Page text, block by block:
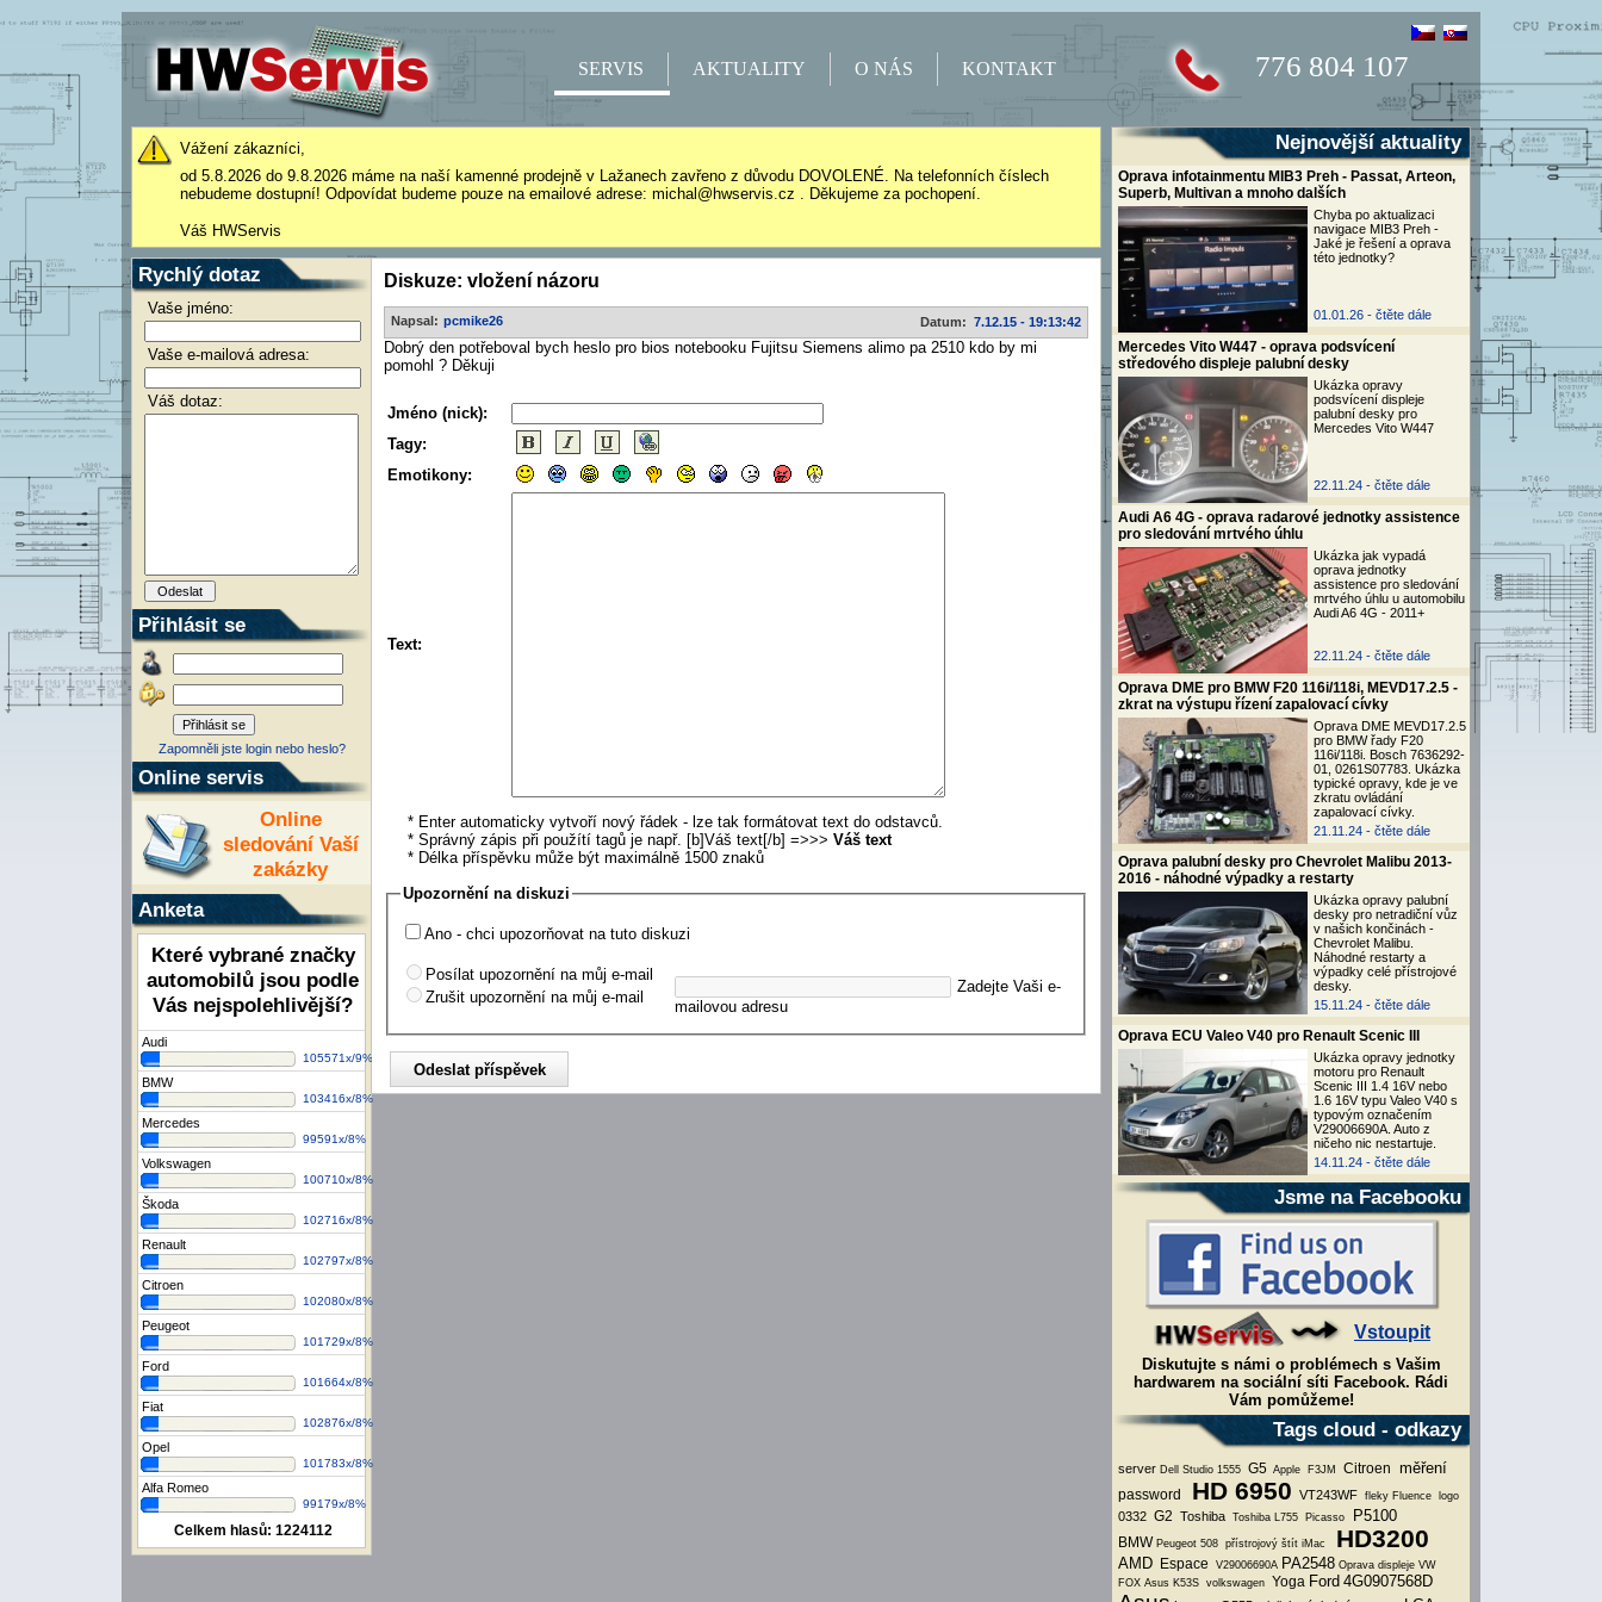
776 804 107
SERVIS AKTUALITY O NÁS KONTAKT
Nejnovější aktuality
Oprava infotainmentu MIB3 Preh - Passat, Arteon,
Superb, Multivan a mnoho dalších
Chyba po aktualizaci
navigace MIB3 Preh -
Jaké je řešení a oprava
této jednotky?
01.01.26 - čtěte dále
Mercedes Vito W447 - oprava podsvícení
středového displeje palubní desky
Ukázka opravy
podsvícení displeje
palubní desky pro
Mercedes Vito W447
22.11.24 - čtěte dále
Audi A6 4G - oprava radarové jednotky assistence
pro sledování mrtvého úhlu
Ukázka jak vypadá
oprava jednotky
assistence pro sledování
mrtvého úhlu u automobilu
Audi A6 4G - 2011+
22.11.24 - čtěte dále
Oprava DME pro BMW F20 116i/118i, MEVD17.2.5 -
zkrat na výstupu řízení zapalovací cívky
Oprava DME MEVD17.2.5
pro BMW řady F20
116i/118i. Bosch 7636292-
01, 0261S07783. Ukázka
typické opravy, kde je ve
zkratu ovládání
zapalovací cívky.
21.11.24 - čtěte dále
Oprava palubní desky pro Chevrolet Malibu 2013-
2016 - náhodné výpadky a restarty
Ukázka opravy palubní
desky pro netradiční vůz
v našich končinách -
Chevrolet Malibu.
Náhodné restarty a
výpadky celé přístrojové
desky.
15.11.24 - čtěte dále
Oprava ECU Valeo V40 pro Renault Scenic III
Ukázka opravy jednotky
motoru pro Renault
Scenic III 1.4 16V nebo
1.6 16V typu Valeo V40 s
typovým označením
V29006690A. Auto z
ničeho nic nestartuje.
14.11.24 - čtěte dále
Jsme na Facebooku
Vstoupit
Diskutujte s námi o problémech s Vašim
hardwarem na sociální síti Facebook. Rádi
Vám pomůžeme!
Tags cloud - odkazy
server Dell Studio 1555 G5 Apple F3JM Citroen měření
password HD 6950 VT243WF fleky Fluence logo
0332 G2 Toshiba Toshiba L755 Picasso P5100
BMW Peugeot 508 přístrojový štít iMac HD3200
AMD Espace V29006690A PA2548 Oprava displeje VW
FOX Asus K53S volkswagen Yoga Ford 4G0907568D
Vážení zákazníci,
od 5.8.2026 do 9.8.2026 máme na naší kamenné prodejně v Lažanech zavřeno z důvodu DOVOLENÉ. Na telefonních číslech
nebudeme dostupní! Odpovídat budeme pouze na emailové adrese: michal@hwservis.cz . Děkujeme za pochopení.
Váš HWServis
Rychlý dotaz
Vaše jméno:
Vaše e-mailová adresa:
Váš dotaz:
Přihlásit se
Zapomněli jste login nebo heslo?
Online servis
Online
sledování Vaší
zakázky
Anketa
Které vybrané značky
automobilů jsou podle
Vás nejspolehlivější?
Audi
105571x/9%
BMW
103416x/8%
Mercedes
99591x/8%
Volkswagen
100710x/8%
Škoda
102716x/8%
Renault
102797x/8%
Citroen
102080x/8%
Peugeot
101729x/8%
Ford
101664x/8%
Fiat
102876x/8%
Opel
101783x/8%
Alfa Romeo
99179x/8%
Celkem hlasů: 1224112
Diskuze: vložení názoru
Datum: 7.12.15 - 19:13:42
Napsal: pcmike26
Dobrý den potřeboval bych heslo pro bios notebooku Fujitsu Siemens alimo pa 2510 kdo by mi
pomohl ? Děkuji
Jméno (nick):
Tagy:
Emotikony:
Text:
* Enter automaticky vytvoří nový řádek - lze tak formátovat text do odstavců.
* Správný zápis při použítí tagů je např. [b]Váš text[/b] =>>> Váš text
* Délka příspěvku může být maximálně 1500 znaků
Upozornění na diskuzi
Ano - chci upozorňovat na tuto diskuzi
Posílat upozornění na můj e-mail
Zrušit upozornění na můj e-mail
Zadejte Vaši e-
mailovou adresu